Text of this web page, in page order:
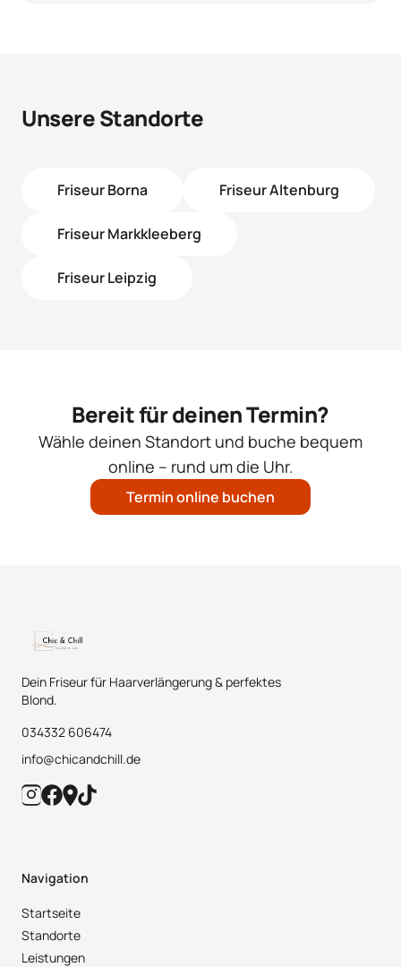
Unsere Standorte
Friseur Borna Friseur Altenburg
Friseur Markkleeberg
Friseur Leipzig
Bereit für deinen Termin?
Wähle deinen Standort und buche bequem
online – rund um die Uhr.
Termin online buchen
Dein Friseur für Haarverlängerung & perfektes
Blond.
034332 606474
info@chicandchill.de
Navigation
Startseite
Standorte
Leistungen